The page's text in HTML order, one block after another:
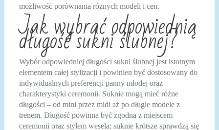
możliwość porównania różnych modeli i cen.
Jak wybrać odpowiednią
długość sukni ślubnej?
Wybór odpowiedniej długości sukni ślubnej jest istotnym
elementem całej stylizacji i powinien być dostosowany do
indywidualnych preferencji panny młodej oraz
charakterystyki ceremonii. Suknie mogą mieć różne
długości – od mini przez midi aż po długie modele z
trenem. Długość powinna być zgodna z miejscem
ceremonii oraz stylem wesela; suknie krótsze sprawdzą się